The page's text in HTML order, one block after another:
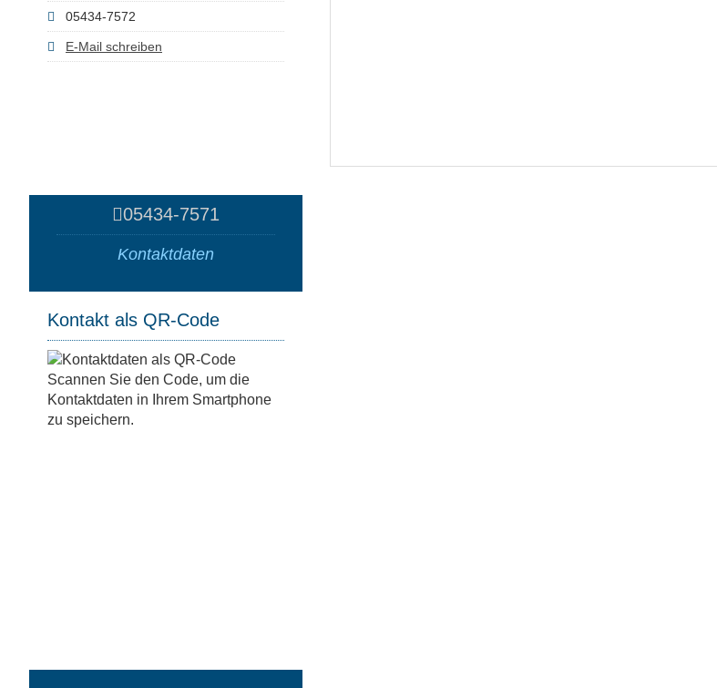
05434-7572
E-Mail schreiben
05434-7571
Kontaktdaten
Kontakt als QR-Code
Scannen Sie den Code, um die
Kontaktdaten in Ihrem Smartphone
zu speichern.